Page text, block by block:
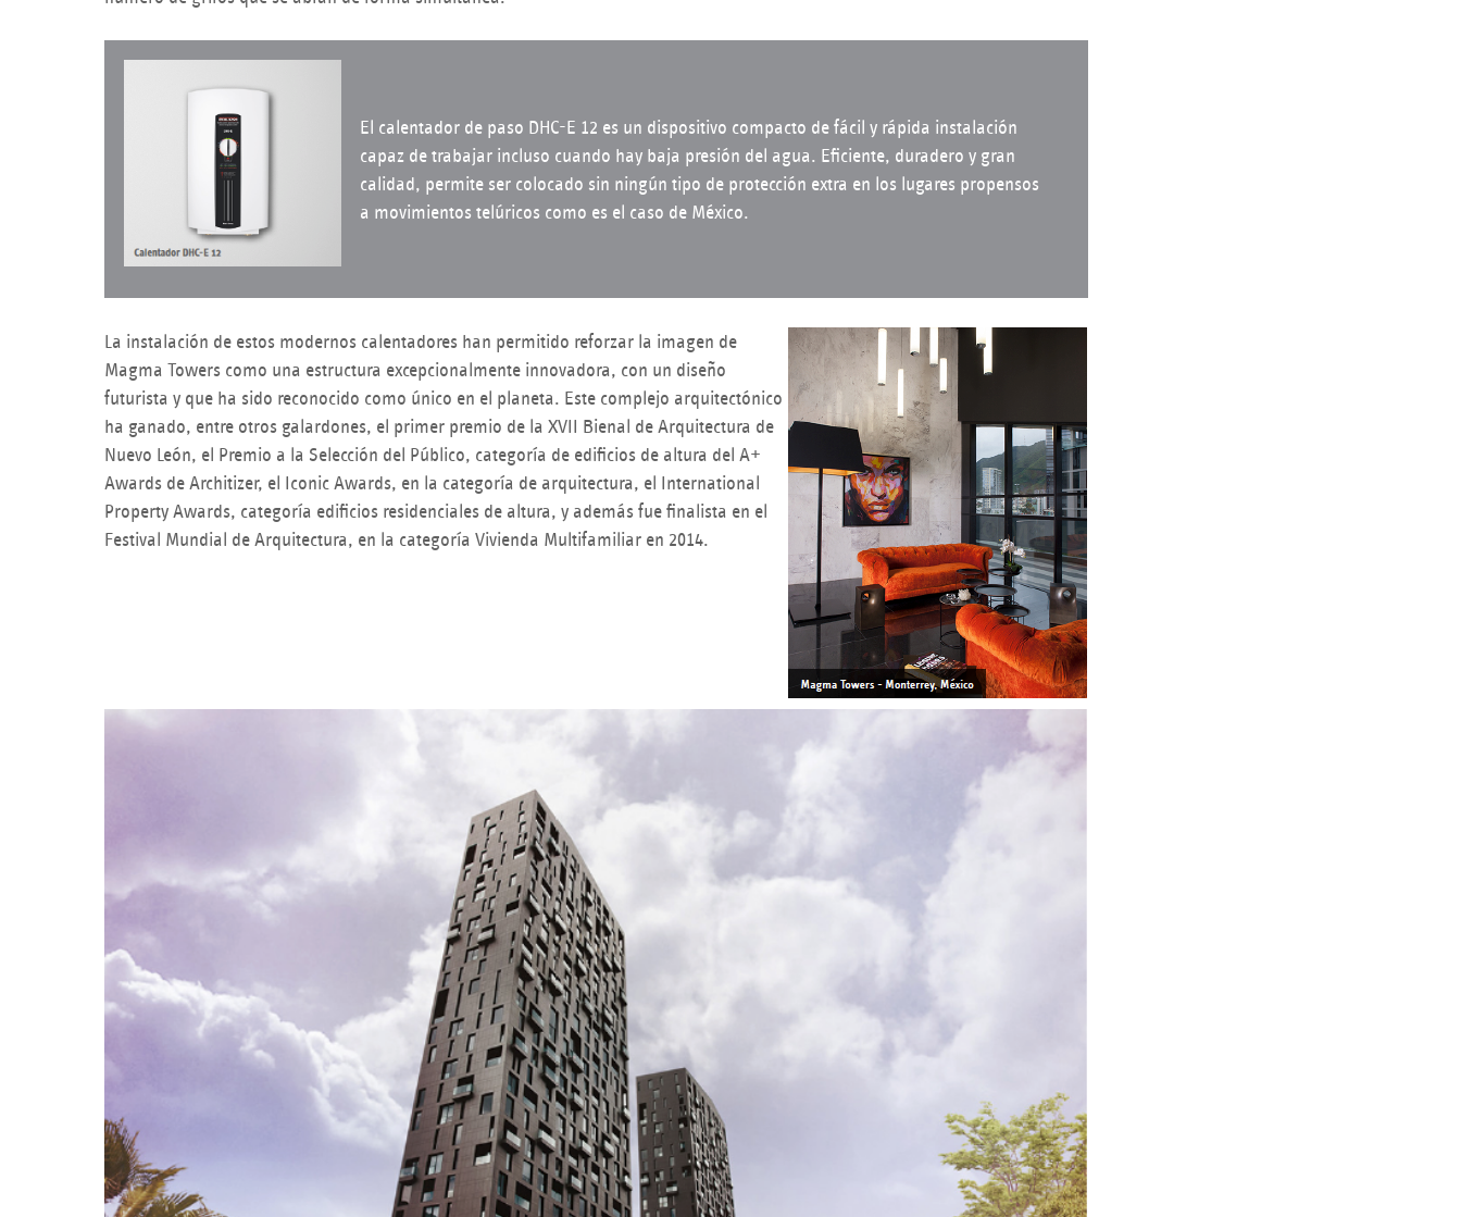
El calentador de paso DHC-E 12 es un dispositivo compacto de fácil y rápida instalación
capaz de trabajar incluso cuando hay baja presión del agua. Eficiente, duradero y gran
calidad, permite ser colocado sin ningún tipo de protección extra en los lugares propensos
a movimientos telúricos como es el caso de México.
La instalación de estos modernos calentadores han permitido reforzar la imagen de
Magma Towers como una estructura excepcionalmente innovadora, con un diseño
futurista y que ha sido reconocido como único en el planeta. Este complejo arquitectónico
ha ganado, entre otros galardones, el primer premio de la XVII Bienal de Arquitectura de
Nuevo León, el Premio a la Selección del Público, categoría de edificios de altura del A+
Awards de Architizer, el Iconic Awards, en la categoría de arquitectura, el International
Property Awards, categoría edificios residenciales de altura, y además fue finalista en el
Festival Mundial de Arquitectura, en la categoría Vivienda Multifamiliar en 2014.